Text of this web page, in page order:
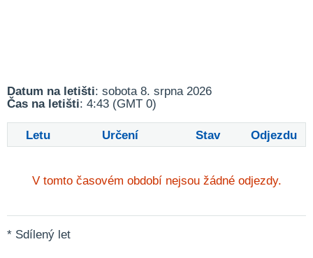
Datum na letišti: sobota 8. srpna 2026
Čas na letišti: 4:43 (GMT 0)
Letu Určení Stav Odjezdu
V tomto časovém období nejsou žádné odjezdy.
* Sdílený let